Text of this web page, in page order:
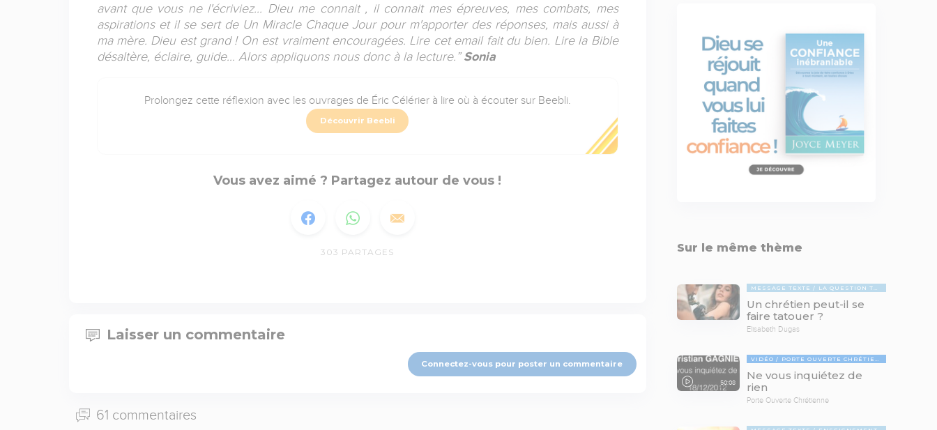
avant que vous ne l'écriviez... Dieu me connait , il connait mes épreuves, mes combats, mes
aspirations et il se sert de Un Miracle Chaque Jour pour m'apporter des réponses, mais aussi à
ma mère. Dieu est grand ! On est vraiment encouragées. Lire cet email fait du bien. Lire la Bible
désaltère, éclaire, guide… Alors appliquons nous donc à la lecture.” Sonia
Prolongez cette réflexion avec les ouvrages de Éric Célérier à lire où à écouter sur Beebli.
Découvrir Beebli
Vous avez aimé ? Partagez autour de vous !
303 PARTAGES
Laisser un commentaire
Connectez-vous pour poster un commentaire
61 commentaires
Sur le même thème
MESSAGE TEXTE LA QUESTION TABOUE
Un chrétien peut-il se
faire tatouer ?
Elisabeth Dugas
50:08
VIDÉO PORTE OUVERTE CHRÉTIENNE
Ne vous inquiétez de
rien
Porte Ouverte Chrétienne